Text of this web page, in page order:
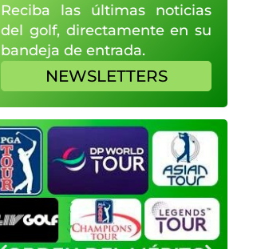
Reciba las últimas noticias
del golf, directamente en su
bandeja de entrada.
NEWSLETTERS